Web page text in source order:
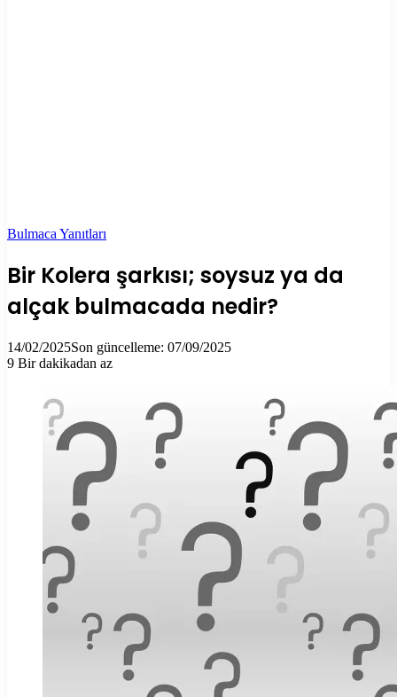
Bulmaca Yanıtları
Bir Kolera şarkısı; soysuz ya da
alçak bulmacada nedir?
14/02/2025Son güncelleme: 07/09/2025
9 Bir dakikadan az